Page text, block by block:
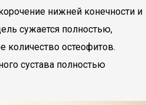
нижней конечности и
сужается полностью,
количество остеофитов.
сустава полностью